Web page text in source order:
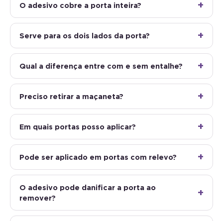
O adesivo cobre a porta inteira?
Serve para os dois lados da porta?
Qual a diferença entre com e sem entalhe?
Preciso retirar a maçaneta?
Em quais portas posso aplicar?
Pode ser aplicado em portas com relevo?
O adesivo pode danificar a porta ao
remover?